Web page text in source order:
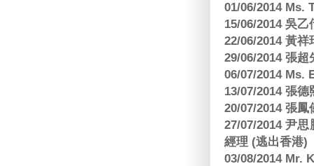
01/06/2014 Ms.
15/06/2014 吳
22/06/2014 黃
29/06/2014 張
06/07/2014 Ms.
13/07/2014 張
20/07/2014 張
27/07/2014 尹
經理 (逃出香港)
03/08/2014 Mr.